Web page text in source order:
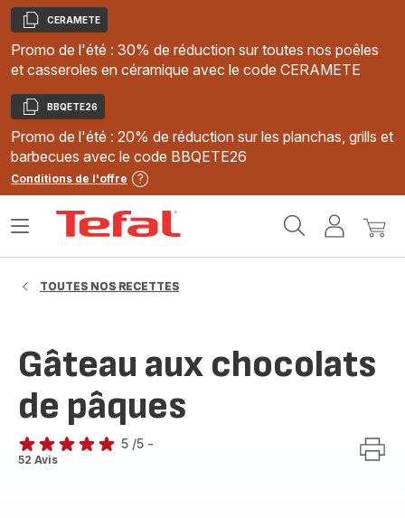
Copier
CERAMETE
Promo de l'été : 30% de réduction sur toutes nos poêles
et casseroles en céramique avec le code CERAMETE
Copier
BBQETE26
Promo de l'été : 20% de réduction sur les planchas, grills et
barbecues avec le code BBQETE26
Conditions de l'offre
MonMon
Ouvrir
TOUTES NOS RECETTES
Gâteau aux chocolats
de pâques
Avis
5 /5 -
52 Avis